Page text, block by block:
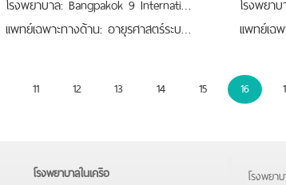
เเพทย์เฉพาะทางด้าน: อายุรศาสตร์ระบบทางเดินอาหารและตับ
11 12 13 14 15 16
โรงพยาบาลในเครือ
โรงพยา